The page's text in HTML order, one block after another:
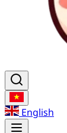
English